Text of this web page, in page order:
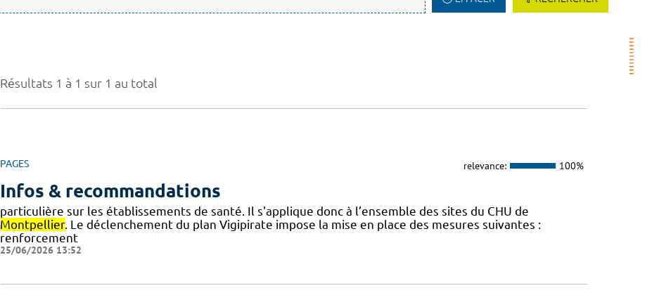
Résultats 1 à 1 sur 1 au total
PAGES relevance: 100%
Infos & recommandations
particulière sur les établissements de santé. Il s'applique donc à l’ensemble des sites du CHU de
Montpellier. Le déclenchement du plan Vigipirate impose la mise en place des mesures suivantes :
renforcement
25/06/2026 13:52